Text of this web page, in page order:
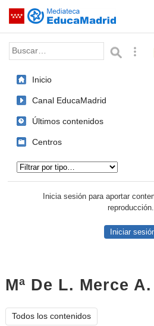
Saltar navegación
Palabra o frase:
Inicio
Canal EducaMadrid
Últimos contenidos
Centros
Inicia sesión para aportar
Iniciar
Mª De L. Merce A.
Todos los contenidos